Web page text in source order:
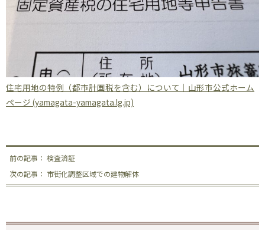
住宅用地の特例（都市計画税を含む）について｜山形市公式ホーム
ページ (yamagata-yamagata.lg.jp)
前の記事： 検査済証
次の記事： 市街化調整区域での建物解体